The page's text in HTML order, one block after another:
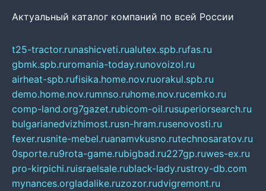
Актуальный каталог компаний по всей России
t25-tractor.runashicveti.rualutex.spb.rufas.ru
gbmk.spb.ruromania-today.runovoizol.ru
airheat-spb.rufisika.home.nov.ruorakul.spb.ru
demo.home.nov.rumnso.ruhome.nov.rucemko.ru
comp-land.org7gazet.rubicom-oil.rusuperiorsearch.ru
bulgarianedvizhimost.rusn-hram.rusenovosti.ru
fexer.rusnite-mebel.ruanamvkusno.rutechnosaratov.ru
0sporte.ru9rota-game.rubigbad.ru227gp.ruwes-ex.ru
pro-kirpichi.ruisraelsale.rublack-lady.rustroy-db.com
mynances.orgladalike.ruzozor.rudvigremont.ru